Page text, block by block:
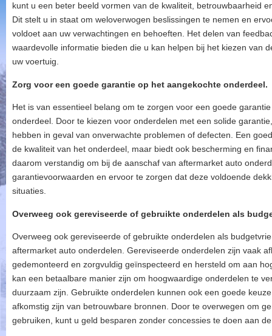
kunt u een beter beeld vormen van de kwaliteit, betrouwbaarheid
Dit stelt u in staat om weloverwogen beslissingen te nemen en
voldoet aan uw verwachtingen en behoeften. Het delen van
waardevolle informatie bieden die u kan helpen bij het kiezen van
uw voertuig.
Zorg voor een goede garantie op het aangekochte onderdeel.
Het is van essentieel belang om te zorgen voor een goede
onderdeel. Door te kiezen voor onderdelen met een solide
hebben in geval van onverwachte problemen of defecten. Een
de kwaliteit van het onderdeel, maar biedt ook bescherming en
daarom verstandig om bij de aanschaf van aftermarket auto
garantievoorwaarden en ervoor te zorgen dat deze voldoende
situaties.
Overweeg ook gereviseerde of gebruikte onderdelen als
Overweeg ook gereviseerde of gebruikte onderdelen als
aftermarket auto onderdelen. Gereviseerde onderdelen zijn vaak
gedemonteerd en zorgvuldig geïnspecteerd en hersteld om aan
kan een betaalbare manier zijn om hoogwaardige onderdelen te
duurzaam zijn. Gebruikte onderdelen kunnen ook een goede
afkomstig zijn van betrouwbare bronnen. Door te overwegen om
gebruiken, kunt u geld besparen zonder concessies te doen aan